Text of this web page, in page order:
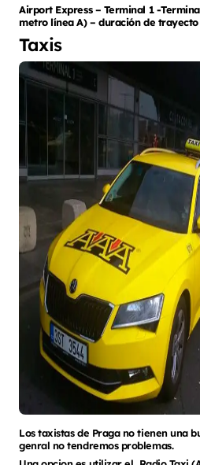
Airport Express – Terminal 1 -
metro línea A) – duración de
Taxis
Los taxistas de Praga no tienen una
genral no tendremos problemas.